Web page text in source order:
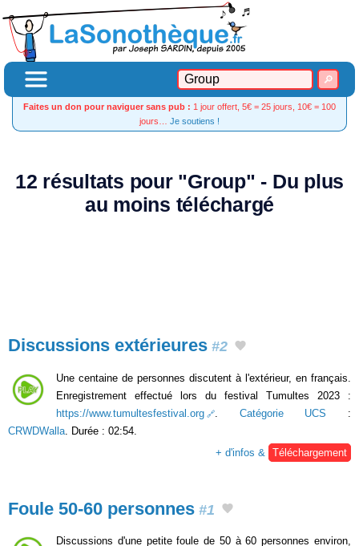
Faites un don pour naviguer sans pub : 1 jour offert, 5€ = 25 jours, 10€ = 100
jours… Je soutiens !
12 résultats pour "Group" - Du plus
au moins téléchargé
Discussions extérieures #2
Une centaine de personnes discutent à l'extérieur, en français.
Enregistrement effectué lors du festival Tumultes 2023 :
https://www.tumultesfestival.org
. Catégorie UCS :
CRWDWalla . Durée : 02:54.
+ d'infos &
Téléchargement
Foule 50-60 personnes #1
Discussions d'une petite foule de 50 à 60 personnes environ,